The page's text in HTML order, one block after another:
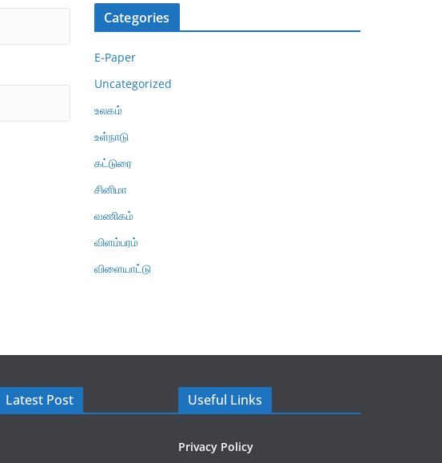
Categories
E-Paper
Uncategorized
உலகம்
உள்நாடு
கட்டுரை
சினிமா
வணிகம்
விளம்பரம்
விளையாட்டு
Latest Post Useful Links
Privacy Policy